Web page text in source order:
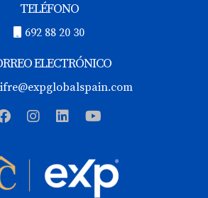
TELÉFONO
692 88 20 30
ELECTRÓNICO